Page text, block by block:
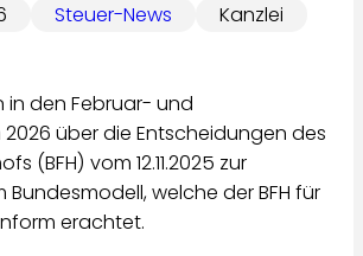
Steuer-News Kanzlei
in den Februar- und
über die Entscheidungen des
(BFH) vom 12.11.2025 zur
Bundesmodell, welche der BFH für
erachtet.